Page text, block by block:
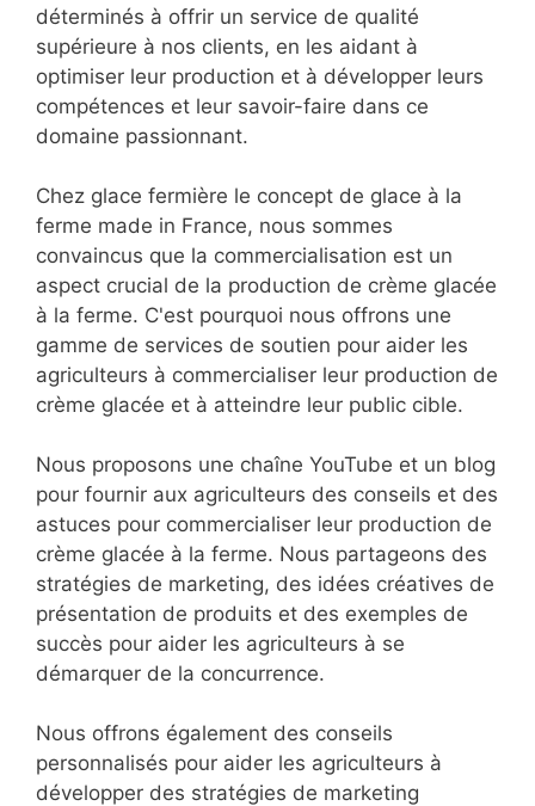
déterminés à offrir un service de qualité
supérieure à nos clients, en les aidant à
optimiser leur production et à développer leurs
compétences et leur savoir-faire dans ce
domaine passionnant.
Chez glace fermière le concept de glace à la
ferme made in France, nous sommes
convaincus que la commercialisation est un
aspect crucial de la production de crème glacée
à la ferme. C'est pourquoi nous offrons une
gamme de services de soutien pour aider les
agriculteurs à commercialiser leur production de
crème glacée et à atteindre leur public cible.
Nous proposons une chaîne YouTube et un blog
pour fournir aux agriculteurs des conseils et des
astuces pour commercialiser leur production de
crème glacée à la ferme. Nous partageons des
stratégies de marketing, des idées créatives de
présentation de produits et des exemples de
succès pour aider les agriculteurs à se
démarquer de la concurrence.
Nous offrons également des conseils
personnalisés pour aider les agriculteurs à
développer des stratégies de marketing